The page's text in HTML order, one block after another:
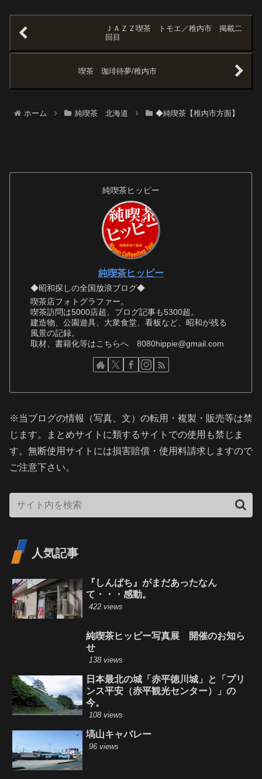
かったが、帰り際には１０年後
でもいいからまた来てくださ
い、うちはや...
ＪＡＺＺ喫茶 トモエ／稚内市 掲載二
回目
喫茶 珈琲待夢/稚内市
ホーム 純喫茶 北海道 ◆純喫茶【稚内市方面】
純喫茶ヒッピー
純喫茶ヒッピー
◆昭和探しの全国放浪ブログ◆
喫茶店フォトグラファー。
喫茶訪問は5000店超、ブログ記事も5300超。
建造物、公園遊具、大衆食堂、看板など、昭和が残る
風景の記録。
取材、書籍化等はこちらへ 8080hippie@gmail.com
※当ブログの情報（写真、文）の転用・複製・販売等は禁
じます。まとめサイトに類するサイトでの使用も禁じま
す。無断使用サイトには損害賠償・使用料請求しますので
ご注意下さい。
人気記事
『しんぱち』がまだあったなん
て・・・感動。
422 views
純喫茶ヒッピー写真展 開催のお知ら
せ
138 views
日本最北の城「赤平徳川城」と「プリ
ンス平安（赤平観光センター）」の
今。
108 views
塙山キャバレー
96 views